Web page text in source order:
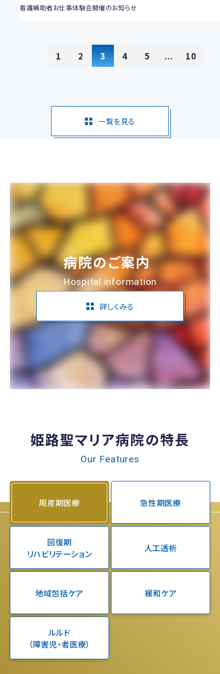
看護補助者お仕事体験会開催のお知らせ
1 2 3 4 5 ... 10
一覧を見る
病院のご案内
Hospital information
詳しくみる
姫路聖マリア病院の特長
Our Features
周産期医療 急性期医療
回復期
リハビリテーション
人工透析
地域包括ケア 緩和ケア
ルルド
（障害児・者医療）